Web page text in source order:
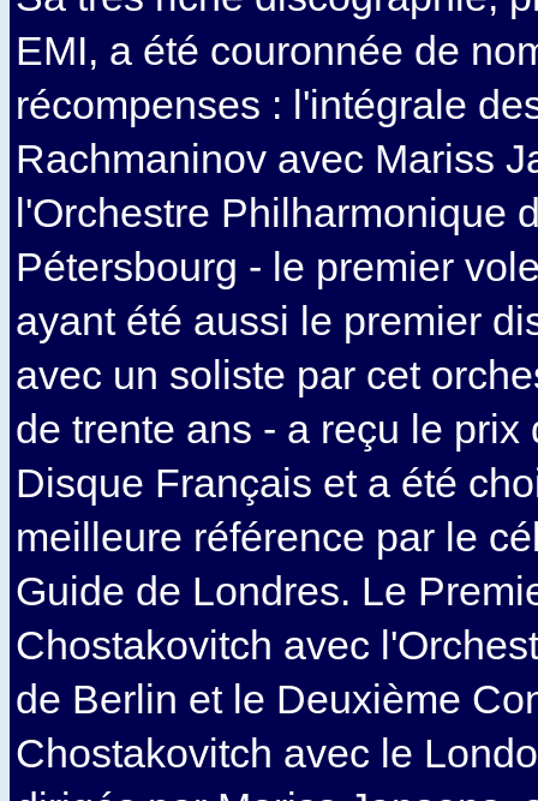
EMI, a été couronnée de
récompenses : l'intégrale
Rachmaninov avec Mariss
l'Orchestre Philharmonique
Pétersbourg - le premier
ayant été aussi le premier
avec un soliste par cet
de trente ans - a reçu le prix
Disque Français et a été
meilleure référence par le
Guide de Londres. Le
Chostakovitch avec
de Berlin et le Deuxième
Chostakovitch avec le